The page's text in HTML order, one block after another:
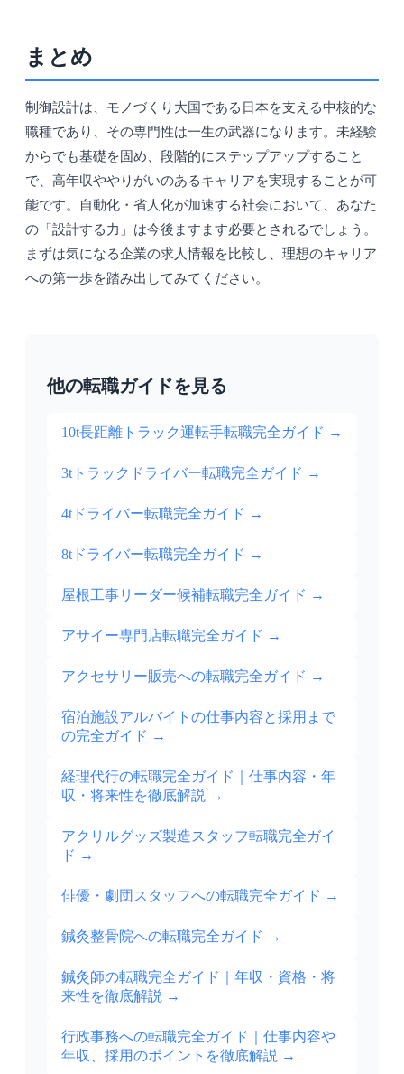
まとめ
制御設計は、モノづくり大国である日本を支える中核的な
職種であり、その専門性は一生の武器になります。未経験
からでも基礎を固め、段階的にステップアップすること
で、高年収ややりがいのあるキャリアを実現することが可
能です。自動化・省人化が加速する社会において、あなた
の「設計する力」は今後ますます必要とされるでしょう。
まずは気になる企業の求人情報を比較し、理想のキャリア
への第一歩を踏み出してみてください。
他の転職ガイドを見る
10t長距離トラック運転手転職完全ガイド →
3tトラックドライバー転職完全ガイド →
4tドライバー転職完全ガイド →
8tドライバー転職完全ガイド →
屋根工事リーダー候補転職完全ガイド →
アサイー専門店転職完全ガイド →
アクセサリー販売への転職完全ガイド →
宿泊施設アルバイトの仕事内容と採用まで
の完全ガイド →
経理代行の転職完全ガイド｜仕事内容・年
収・将来性を徹底解説 →
アクリルグッズ製造スタッフ転職完全ガイ
ド →
俳優・劇団スタッフへの転職完全ガイド →
鍼灸整骨院への転職完全ガイド →
鍼灸師の転職完全ガイド｜年収・資格・将
来性を徹底解説 →
行政事務への転職完全ガイド｜仕事内容や
年収、採用のポイントを徹底解説 →